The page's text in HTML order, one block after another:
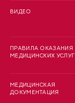
ВИДЕО
ПРАВИЛА ОКАЗАНИЯ
МЕДИЦИНСКИХ УСЛУГ
МЕДИЦИНСКАЯ
ДОКУМЕНТАЦИЯ